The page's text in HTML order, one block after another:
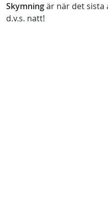
Skymningär när det sista
d.v.s. natt!